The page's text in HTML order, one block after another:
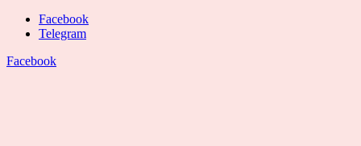
Facebook
Telegram
Facebook